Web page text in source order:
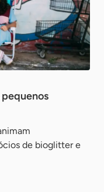
de bioglitter e